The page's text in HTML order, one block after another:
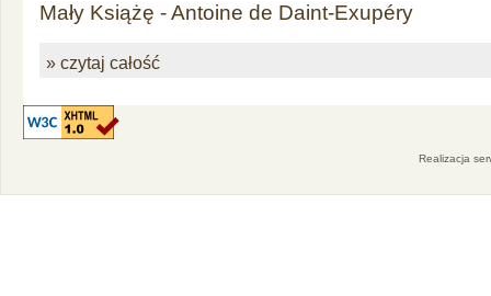
Mały Książę - Antoine de Daint-Exupéry
» czytaj całość
Realizacja